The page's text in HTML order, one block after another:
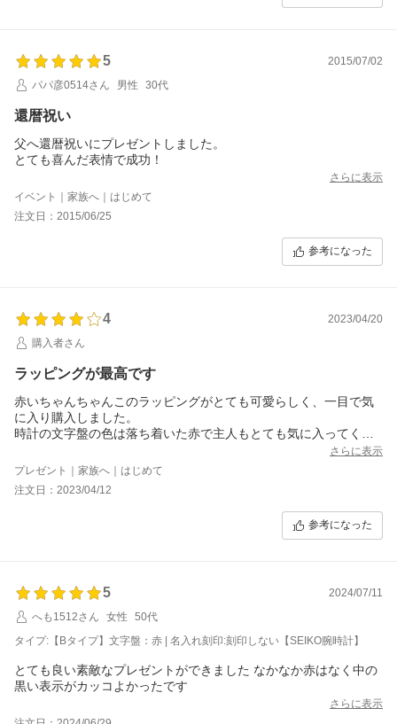
5
2015/07/02
パパ彦0514さん
男性 30代
還暦祝い
父へ還暦祝いにプレゼントしました。
とても喜んだ表情で成功！
さらに表示
イベント｜家族へ｜はじめて
注文日：2015/06/25
参考になった
4
2023/04/20
購入者さん
ラッピングが最高です
赤いちゃんちゃんこのラッピングがとても可愛らしく、一目で気
に入り購入しました。
時計の文字盤の色は落ち着いた赤で主人もとても気に入ってくれ
一つだけ残念だったのが、刻印していただいた文字が名前の頭文
字と苗字がつながっているようになっており、少し読みづらかっ
たところです。
完成のイメージなどが見れて、これで良いですか？のようなやり
さらに表示
プレゼント｜家族へ｜はじめて
注文日：2023/04/12
参考になった
5
2024/07/11
へも1512さん
女性
50代
タイプ:【Bタイプ】文字盤：赤 | 名入れ刻印:刻印しない【SEIKO腕時計】
とても良い素敵なプレゼントができました なかなか赤はなく中の
黒い表示がカッコよかったです
さらに表示